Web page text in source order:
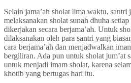
Selain jama’ah sholat lima waktu, santri
melaksanakan sholat sunah dhuha
dikerjakan secara berjama’ah. Untuk
dilaksanakan oleh para santri yang
cara berjama’ah dan menjadwalkan
bergiliran. Ada pun untuk sholat jum’at
untuk menjadi imam sholat, karena
khotib yang bertugas hari itu.